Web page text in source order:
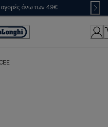
αγορές άνω των 49€